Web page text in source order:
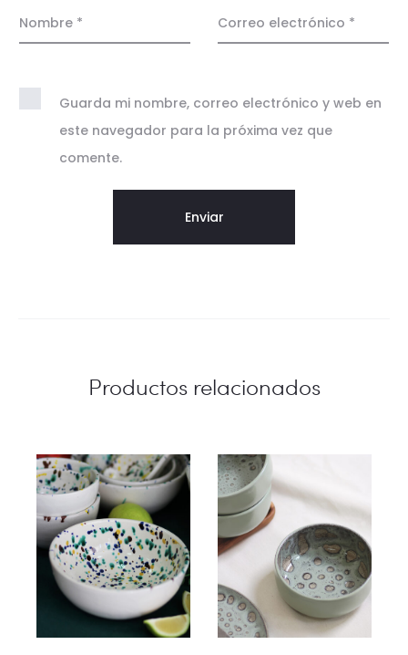
e
Nombre * Correo electrónico *
Guarda mi nombre, correo electrónico y web en
este navegador para la próxima vez que
comente.
Productos relacionados